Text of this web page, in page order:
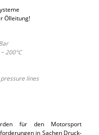
Ölleitung!
200°C
lines
für den Motorsport
in Sachen Druck-